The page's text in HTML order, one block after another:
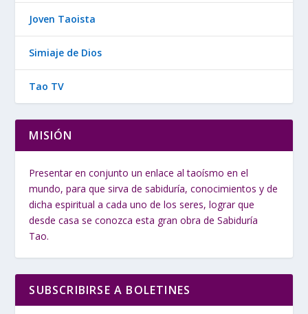
Joven Taoista
Simiaje de Dios
Tao TV
MISIÓN
Presentar en conjunto un enlace al taoísmo en el
mundo, para que sirva de sabiduría, conocimientos y de
dicha espiritual a cada uno de los seres, lograr que
desde casa se conozca esta gran obra de Sabiduría
Tao.
SUBSCRIBIRSE A BOLETINES